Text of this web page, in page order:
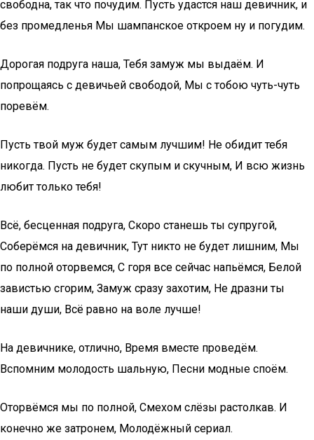
свободна, так что почудим. Пусть удастся наш девичник, и
без промедленья Мы шампанское откроем ну и погудим.
Дорогая подруга наша, Тебя замуж мы выдаём. И
попрощаясь с девичьей свободой, Мы с тобою чуть-чуть
поревём.
Пусть твой муж будет самым лучшим! Не обидит тебя
никогда. Пусть не будет скупым и скучным, И всю жизнь
любит только тебя!
Всё, бесценная подруга, Скоро станешь ты супругой,
Соберёмся на девичник, Тут никто не будет лишним, Мы
по полной оторвемся, С горя все сейчас напьёмся, Белой
завистью сгорим, Замуж сразу захотим, Не дразни ты
наши души, Всё равно на воле лучше!
На девичнике, отлично, Время вместе проведём.
Вспомним молодость шальную, Песни модные споём.
Оторвёмся мы по полной, Смехом слёзы растолкав. И
конечно же затронем, Молодёжный сериал.